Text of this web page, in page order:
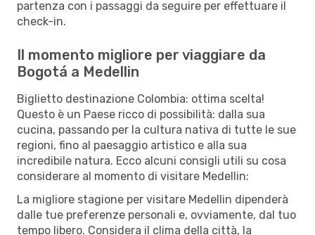
partenza con i passaggi da seguire per effettuare il
check-in.
Il momento migliore per viaggiare da
Bogotá a Medellin
Biglietto destinazione Colombia: ottima scelta!
Questo è un Paese ricco di possibilità: dalla sua
cucina, passando per la cultura nativa di tutte le sue
regioni, fino al paesaggio artistico e alla sua
incredibile natura. Ecco alcuni consigli utili su cosa
considerare al momento di visitare Medellin:
La migliore stagione per visitare Medellin dipenderà
dalle tue preferenze personali e, ovviamente, dal tuo
tempo libero. Considera il clima della città, la